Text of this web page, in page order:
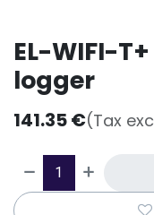
EL-WIFI-
logger
141.35€(Tax